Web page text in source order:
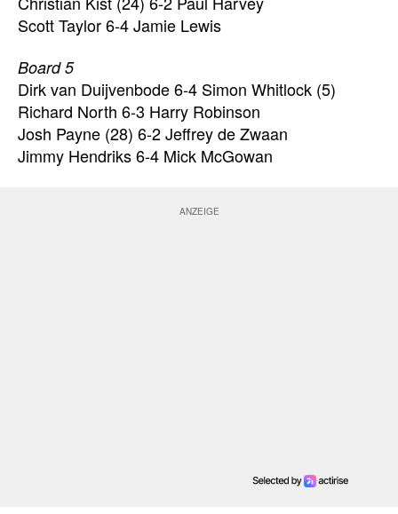
Scott Taylor 6-4 Jamie Lewis
Board 5
Dirk van Duijvenbode 6-4 Simon Whitlock (5)
Richard North 6-3 Harry Robinson
Josh Payne (28) 6-2 Jeffrey de Zwaan
Jimmy Hendriks 6-4 Mick McGowan